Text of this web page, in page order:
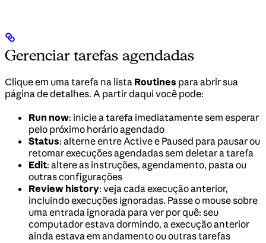
Gerenciar tarefas agendadas
Clique em uma tarefa na lista Routines para abrir sua
página de detalhes. A partir daqui você pode:
Run now: inicie a tarefa imediatamente sem esperar
pelo próximo horário agendado
Status: alterne entre Active e Paused para pausar ou
retomar execuções agendadas sem deletar a tarefa
Edit: altere as instruções, agendamento, pasta ou
outras configurações
Review history: veja cada execução anterior,
incluindo execuções ignoradas. Passe o mouse sobre
uma entrada ignorada para ver por quê: seu
computador estava dormindo, a execução anterior
ainda estava em andamento ou outras tarefas